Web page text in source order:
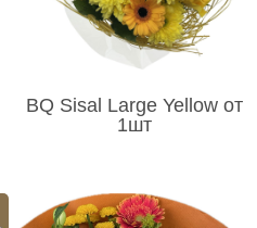
BQ Sisal Large Yellow от
1шт